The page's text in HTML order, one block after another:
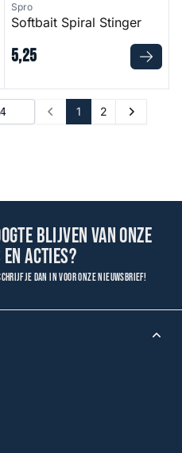
Spro
Softbait Spiral Stinger
5,25
Prev 1 2 Next
blijven van onze
acties?
je dan in voor onze nieuwsbrief!